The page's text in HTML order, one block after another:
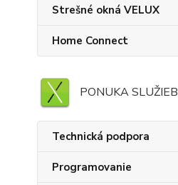
Strešné okná VELUX
Home Connect
PONUKA SLUŽIEB
Technická podpora
Programovanie